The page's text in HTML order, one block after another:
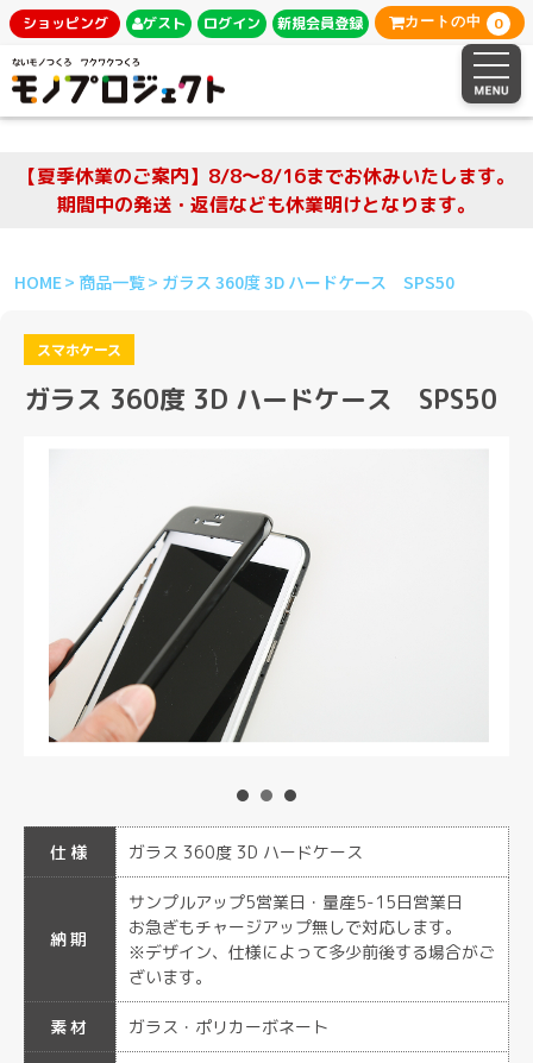
ショッピング ゲスト ログイン 新規会員登録 カートの中 0
【夏季休業のご案内】8/8～8/16までお休みいたします。
期間中の発送・返信なども休業明けとなります。
HOME 商品一覧 ガラス 360度 3D ハードケース SPS50
スマホケース
ガラス 360度 3D ハードケース SPS50
仕様 ガラス 360度 3D ハードケース
納期
サンプルアップ5営業日・量産5-15日営業日
お急ぎもチャージアップ無しで対応します。
※デザイン、仕様によって多少前後する場合がご
ざいます。
素材 ガラス・ポリカーボネート